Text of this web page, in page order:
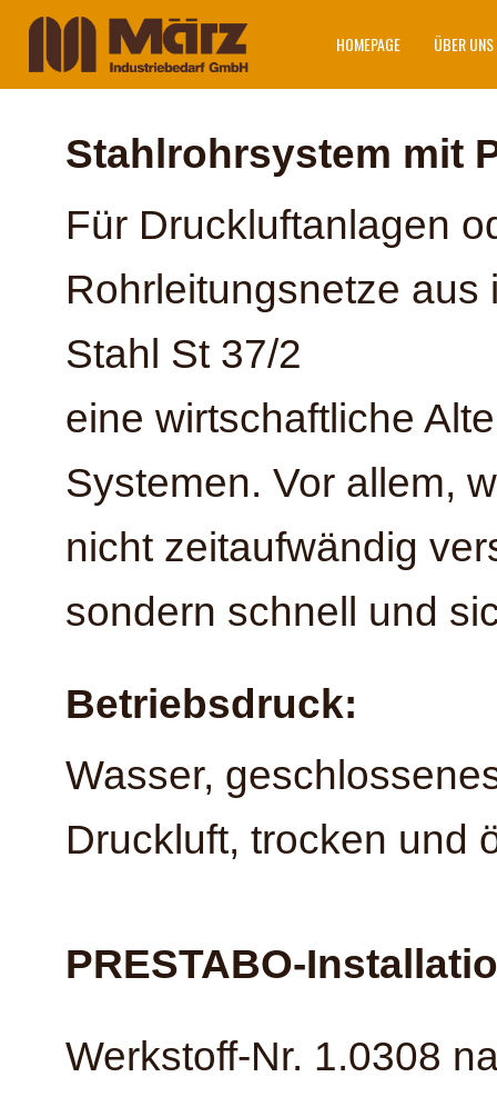
HOMEPAGE ÜBER UNS
Stahlrohrsystem mit
Für Druckluftanlagen
Rohrleitungsnetze
Stahl St 37/2
eine wirtschaftliche
Systemen. Vor allem,
nicht zeitaufwändig
sondern schnell und
Betriebsdruck:
Wasser,
Druckluft, trocken und
PRESTABO-
Werkstoff-Nr. 1.0308